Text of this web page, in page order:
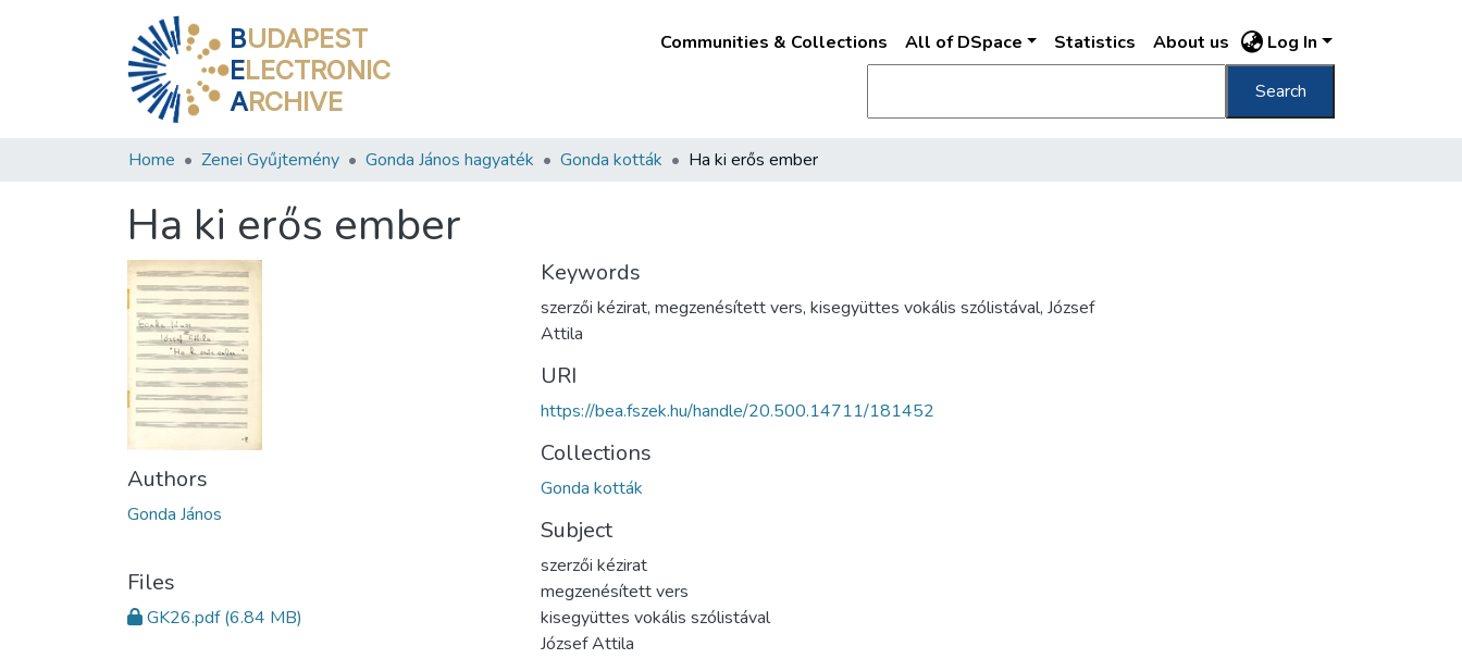
BUDAPEST
ELECTRONIC
ARCHIVE
Communities & Collections All of DSpace Statistics About us Log In
Search
Home Zenei Gyűjtemény Gonda János hagyaték Gonda kották Ha ki erős ember
Ha ki erős ember
Authors
Gonda János
Files
GK26.pdf(6.84 MB)
Keywords
szerzői kézirat, megzenésített vers, kisegyüttes vokális szólistával, József
Attila
URI
https://bea.fszek.hu/handle/20.500.14711/181452
Collections
Gonda kották
Subject
szerzői kézirat
megzenésített vers
kisegyüttes vokális szólistával
József Attila